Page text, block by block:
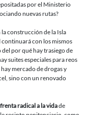
por el Ministerio
nuevas rutas?
construcción de la Isla
continuará con los mismos
por qué hay trasiego de
suites especiales para reos
mercado de drogas y
sino con un renovado
radical a la vidade